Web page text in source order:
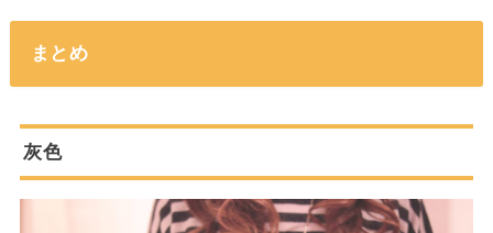
まとめ
灰色